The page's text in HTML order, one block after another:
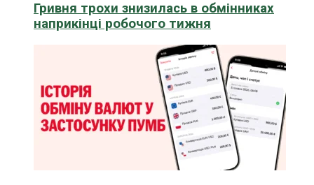
Гривня трохи знизилась в обмінниках
наприкінці робочого тижня